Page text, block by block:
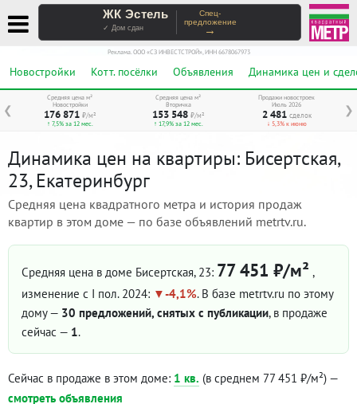
ЖК Эстель
✓ Дом сдан
Спец-
предложение
→
Реклама. ООО «СЗ ИНВЕСТСТРОЙ», ИНН 6678067973
Новостройки Котт. посёлки Объявления Динамика цен и
❮ ❯
Средняя цена м²
Новостройки
176 871 ₽/м²
↑ 7,5% за 12 мес.
Средняя цена м²
Вторичка
153 548 ₽/м²
↑ 17,9% за 12 мес.
Продажи новостроек
Июль 2026
2 481 сделок
↓ 5,3% к июню
Динамика цен на квартиры: Бисертская,
23, Екатеринбург
Средняя цена квадратного метра и история продаж
квартир в этом доме — по базе объявлений metrtv.ru.
Средняя цена в доме Бисертская, 23: 77 451 ₽/м² ,
изменение с I пол. 2024:
-4,1%. В базе metrtv.ru по этому
дому — 30 предложений, снятых с публикации, в продаже
сейчас — 1.
Сейчас в продаже в этом доме: 1 кв. (в среднем 77 451 ₽/м²) —
смотреть объявления